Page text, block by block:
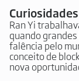
Curiosidades
Ran Yi
quando
falência pelo
conceito de
nova